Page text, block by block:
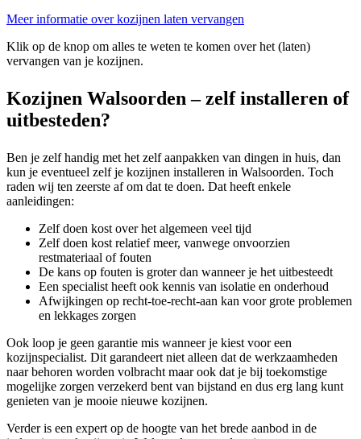
Meer informatie over kozijnen laten vervangen
Klik op de knop om alles te weten te komen over het (laten)
vervangen van je kozijnen.
Kozijnen Walsoorden – zelf installeren of
uitbesteden?
Ben je zelf handig met het zelf aanpakken van dingen in huis, dan
kun je eventueel zelf je kozijnen installeren in Walsoorden. Toch
raden wij ten zeerste af om dat te doen. Dat heeft enkele
aanleidingen:
Zelf doen kost over het algemeen veel tijd
Zelf doen kost relatief meer, vanwege onvoorzien
restmateriaal of fouten
De kans op fouten is groter dan wanneer je het uitbesteedt
Een specialist heeft ook kennis van isolatie en onderhoud
Afwijkingen op recht-toe-recht-aan kan voor grote problemen
en lekkages zorgen
Ook loop je geen garantie mis wanneer je kiest voor een
kozijnspecialist. Dit garandeert niet alleen dat de werkzaamheden
naar behoren worden volbracht maar ook dat je bij toekomstige
mogelijke zorgen verzekerd bent van bijstand en dus erg lang kunt
genieten van je mooie nieuwe kozijnen.
Verder is een expert op de hoogte van het brede aanbod in de